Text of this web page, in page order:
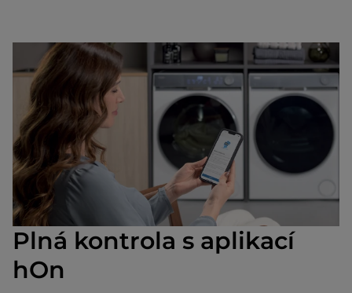
Plná kontrola s aplikací
hOn